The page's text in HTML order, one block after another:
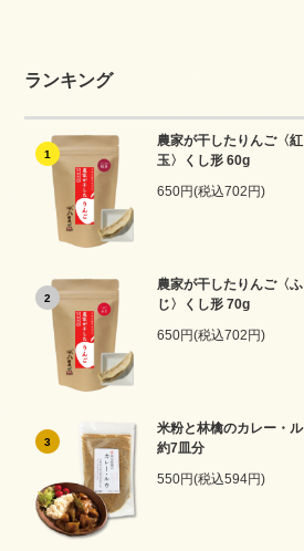
ランキング
1
農家が干したりんご〈紅
玉〉くし形 60g
650円(税込702円)
2
農家が干したりんご〈ふ
じ〉くし形 70g
650円(税込702円)
3
米粉と林檎のカレー・
約7皿分
550円(税込594円)